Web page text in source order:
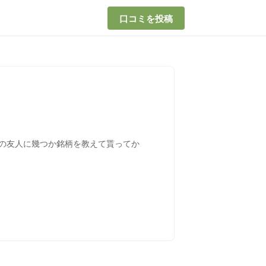
口コミを投稿
友人に幾つか銘柄を教えて貰ってか